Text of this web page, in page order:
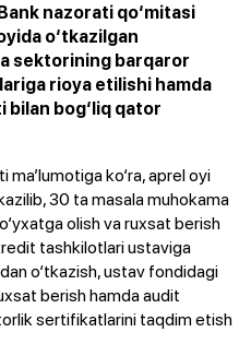
nazorati qo‘mitasi
o‘tkazilgan
sektorining barqaror
rioya etilishi hamda
bog‘liq qator
ko‘ra, aprel oyi
30 ta masala muhokama
olish va ruxsat berish
tashkilotlari ustaviga
o‘tkazish, ustav fondidagi
berish hamda audit
sertifikatlarini taqdim etish